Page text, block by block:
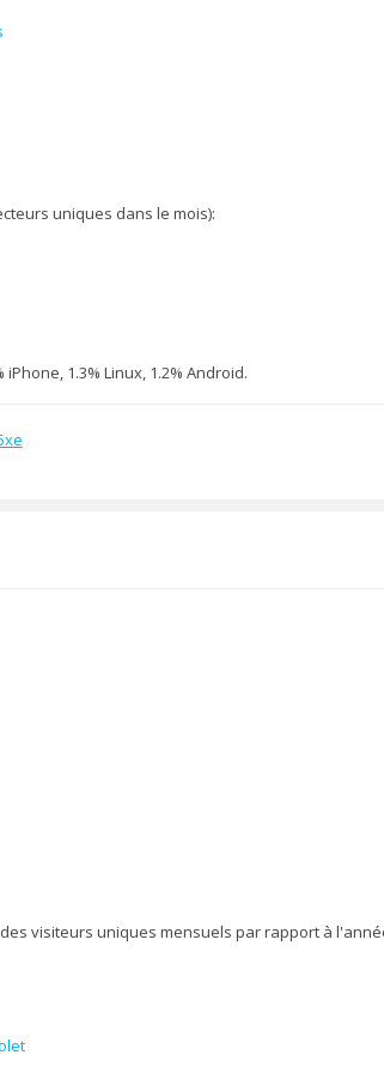
uniques dans le mois):
1.3% Linux, 1.2% Android.
visiteurs uniques mensuels par rapport à